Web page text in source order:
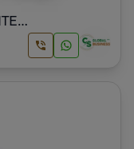
IMPRIMANTE HP LASERJET ENTERPRISE M611